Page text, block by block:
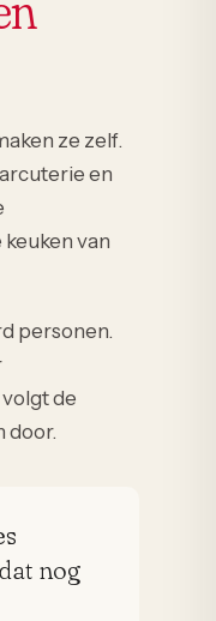
ze zelf.
en
van
personen.
de
door.
nog